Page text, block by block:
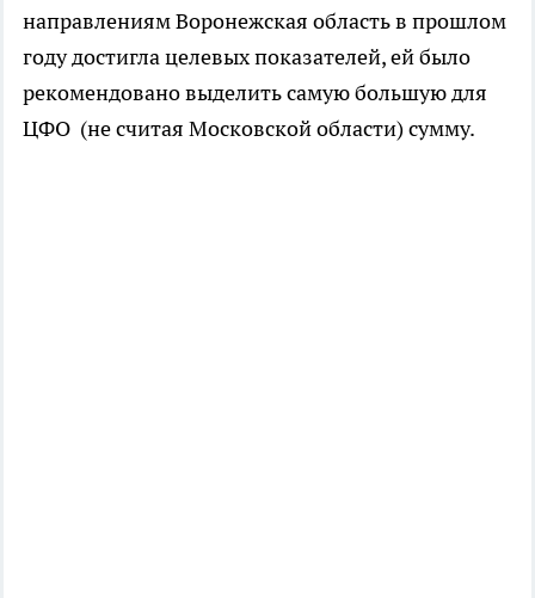
направлениям Воронежская область в прошлом
году достигла целевых показателей, ей было
рекомендовано выделить самую большую для
ЦФО (не считая Московской области) сумму.